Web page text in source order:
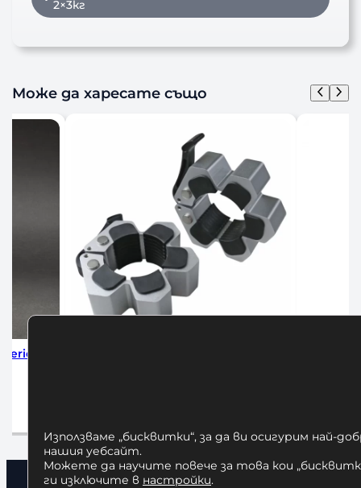
2×3кг
Може да харесате също
Скоби за
Използваме „бисквитки“, за да ви осигурим най-
нашия уебсайт.
Можете да научите повече за това кои
ги изключите в настройки.